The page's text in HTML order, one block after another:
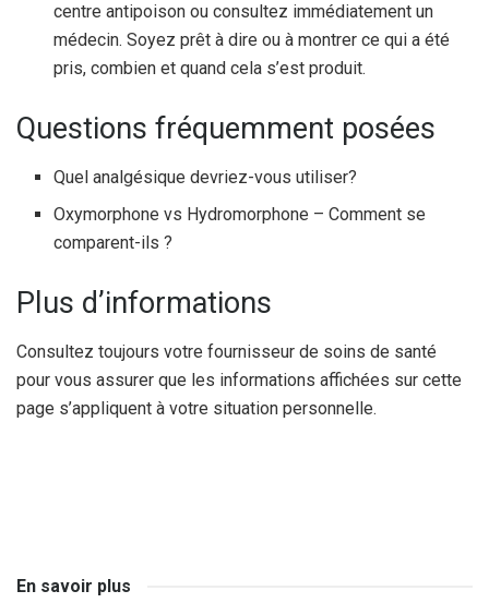
centre antipoison ou consultez immédiatement un
médecin. Soyez prêt à dire ou à montrer ce qui a été
pris, combien et quand cela s’est produit.
Questions fréquemment posées
Quel analgésique devriez-vous utiliser?
Oxymorphone vs Hydromorphone – Comment se
comparent-ils ?
Plus d’informations
Consultez toujours votre fournisseur de soins de santé
pour vous assurer que les informations affichées sur cette
page s’appliquent à votre situation personnelle.
En savoir plus